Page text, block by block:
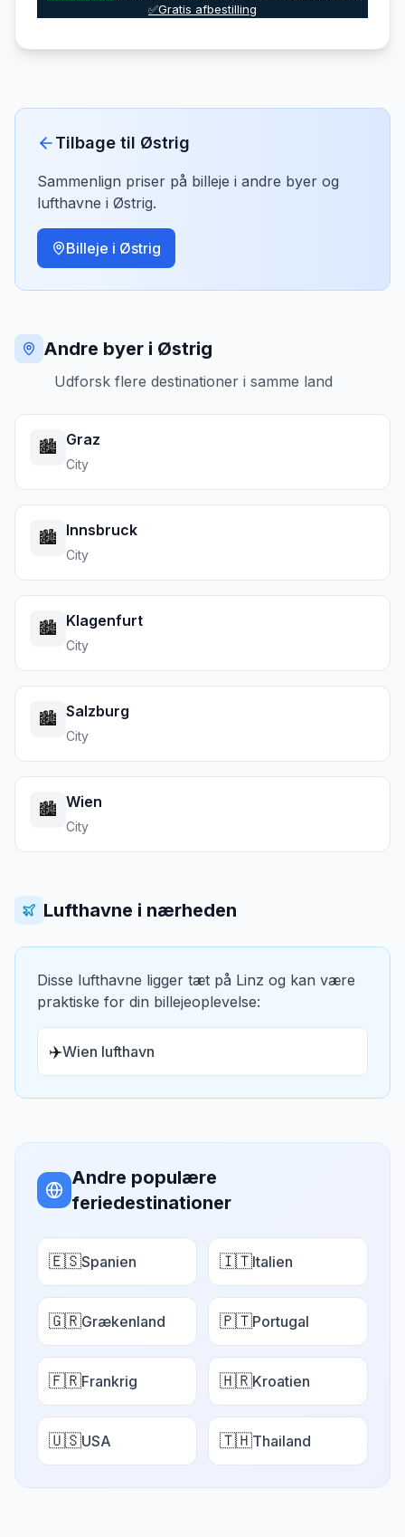
✅Gratis afbestilling
Tilbage til Østrig
Sammenlign priser på billeje i andre byer og
lufthavne i Østrig.
Billeje i Østrig
Andre byer i Østrig
Udforsk flere destinationer i samme land
🏙️ Graz
City
🏙️ Innsbruck
City
🏙️ Klagenfurt
City
🏙️ Salzburg
City
🏙️ Wien
City
Lufthavne i nærheden
Disse lufthavne ligger tæt på Linz og kan være
praktiske for din billejeoplevelse:
✈️Wien lufthavn
Andre populære
feriedestinationer
🇪🇸Spanien 🇮🇹Italien
🇬🇷Grækenland 🇵🇹Portugal
🇫🇷Frankrig 🇭🇷Kroatien
🇺🇸USA 🇹🇭Thailand